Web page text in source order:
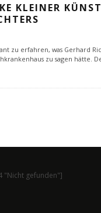
KLEINER
zu erfahren, was Gerhard
zu sagen hätte.
"Nicht gefunden"]